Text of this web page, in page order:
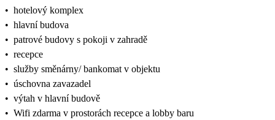
• hotelový komplex
• hlavní budova
• patrové budovy s pokoji v zahradě
• recepce
• služby směnárny/ bankomat v objektu
• úschovna zavazadel
• výtah v hlavní budově
• Wifi zdarma v prostorách recepce a lobby baru